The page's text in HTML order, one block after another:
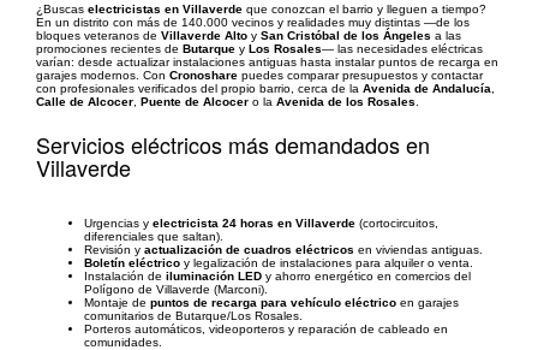
¿Buscas electricistas en Villaverde que conozcan el barrio y lleguen a tiempo?
En un distrito con más de 140.000 vecinos y realidades muy distintas —de los
bloques veteranos de Villaverde Alto y San Cristóbal de los Ángeles a las
promociones recientes de Butarque y Los Rosales— las necesidades eléctricas
varían: desde actualizar instalaciones antiguas hasta instalar puntos de recarga en
garajes modernos. Con Cronoshare puedes comparar presupuestos y contactar
con profesionales verificados del propio barrio, cerca de la Avenida de Andalucía
Calle de Alcocer Puente de Alcocer o la Avenida de los Rosales
Servicios eléctricos más demandados en
Villaverde
Urgencias y electricista 24 horas en Villaverde (cortocircuitos,
diferenciales que saltan).
Revisión y actualización de cuadros eléctricos en viviendas antiguas.
Boletín eléctrico y legalización de instalaciones para alquiler o venta.
Instalación de iluminación LED y ahorro energético en comercios del
Polígono de Villaverde (Marconi).
Montaje de puntos de recarga para vehículo eléctrico en garajes
comunitarios de Butarque/Los Rosales.
Porteros automáticos, videoporteros y reparación de cableado en
comunidades.